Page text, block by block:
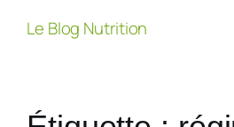
Le Blog Nutrition